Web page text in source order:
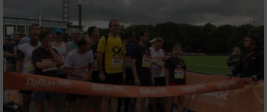
Messung der Werbeleistung
Messung der Performance von Inhalten
Analyse von Zielgruppen durch Statistiken